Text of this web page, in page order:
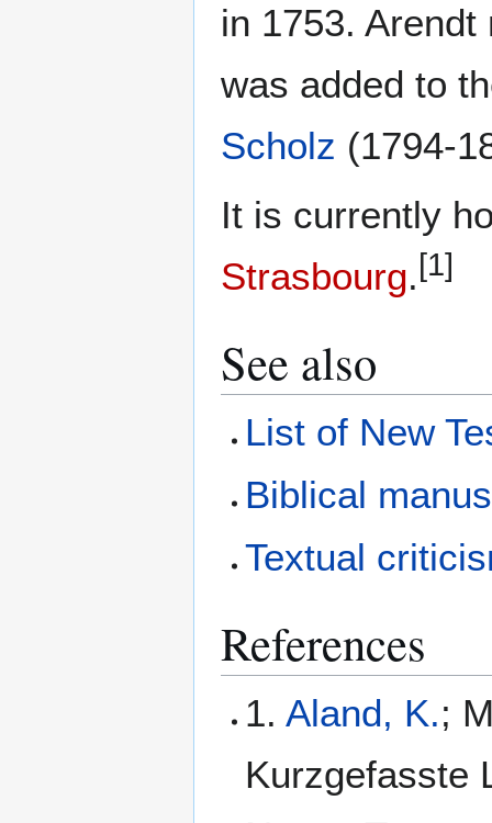
in 1753.
was added to
Scholz (1794-
It is currently
Strasbourg. [1]
See also
List of New
Biblical
Textual
References
1. Aland, K.;
Kurzgefasste